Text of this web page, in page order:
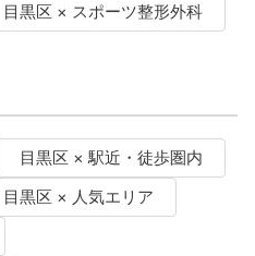
目黒区 × スポーツ整形外科
目黒区 × 駅近・徒歩圏内
目黒区 × 人気エリア